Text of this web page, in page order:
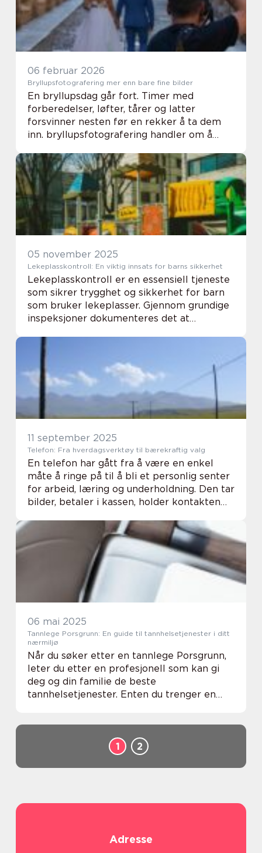
06 februar 2026
Bryllupsfotografering mer enn bare fine bilder
En bryllupsdag går fort. Timer med
forberedelser, løfter, tårer og latter
forsvinner nesten før en rekker å ta dem
inn. bryllupsfotografering handler om å
fotograf dokumenterer ikke bare hva som
skjer, men ...
05 november 2025
Lekeplasskontroll: En viktig innsats for barns sikkerhet
Lekeplasskontroll er en essensiell tjeneste
som sikrer trygghet og sikkerhet for barn
som bruker lekeplasser. Gjennom grundige
inspeksjoner dokumenteres det at
forskrifter og sikkerhetsstandarder. Når
man fo...
11 september 2025
Telefon: Fra hverdagsverktøy til bærekraftig valg
En telefon har gått fra å være en enkel
måte å ringe på til å bli et personlig senter
for arbeid, læring og underholdning. Den tar
bilder, betaler i kassen, holder kontakten
06 mai 2025
Tannlege Porsgrunn: En guide til tannhelsetjenester i ditt
nærmiljø
Når du søker etter en tannlege Porsgrunn,
leter du etter en profesjonell som kan gi
deg og din familie de beste
tannhelsetjenester. Enten du trenger en
1
2
Adresse